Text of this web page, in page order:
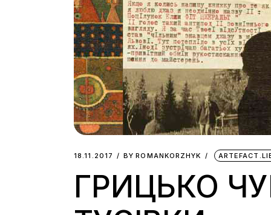
18.11.2017 BY ROMANKORZHYK
ГРИЦЬКО